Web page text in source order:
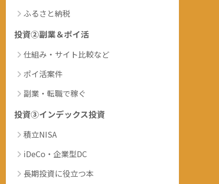
ふるさと納税
投資②副業＆ポイ活
仕組み・サイト比較など
ポイ活案件
副業・転職で稼ぐ
投資③インデックス投資
積立NISA
iDeCo・企業型DC
長期投資に役立つ本